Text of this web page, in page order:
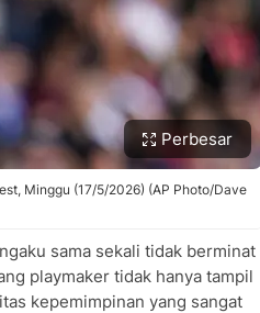
Perbesar
Minggu (17/5/2026) (AP Photo/Dave
sama sekali tidak berminat
playmaker tidak hanya tampil
kepemimpinan yang sangat